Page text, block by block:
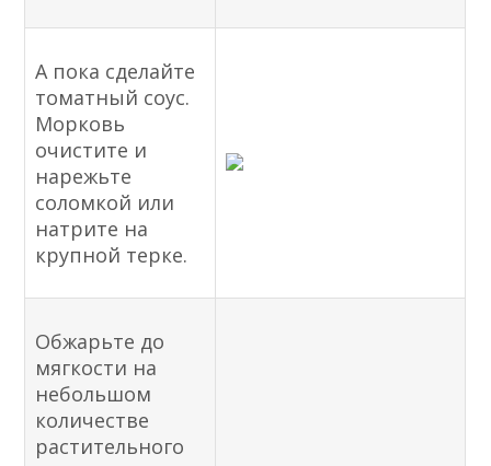
А пока сделайте
томатный соус.
Морковь
очистите и
нарежьте
соломкой или
натрите на
крупной терке.
Обжарьте до
мягкости на
небольшом
количестве
растительного